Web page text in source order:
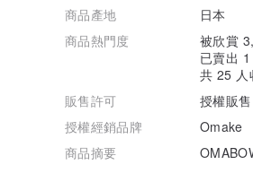
▲Omake Taiwan▲
omake是日文「小禮物」的意
念。品牌源自日本新瀉縣的十
品店家，除了販售日本原創設
配件，我們喜歡簡約帶有文化
風格獨特的單品。
▼ 完成造型 ▼
商品產地
日本
商品熱門度
被欣賞
已賣出
共 25 人
販售許可
授權販售
授權經銷品牌
Omake
商品摘要